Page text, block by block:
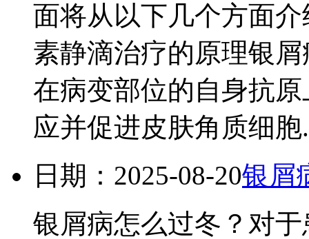
面将从以下几个方面
素静滴治疗的原理银
在病变部位的自身抗
应并促进皮肤角质细胞
日期：2025-08-20银屑
银屑病怎么过冬？对